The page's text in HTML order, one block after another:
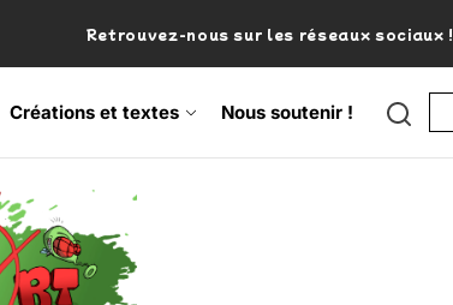
Retrouvez-nous sur les réseaux sociaux !
Créations et textes Nous soutenir ! Search